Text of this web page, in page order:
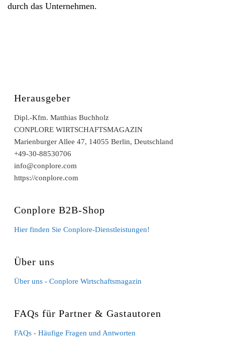
durch das Unternehmen.
Herausgeber
Dipl.-Kfm. Matthias Buchholz
CONPLORE WIRTSCHAFTSMAGAZIN
Marienburger Allee 47, 14055 Berlin, Deutschland
+49-30-88530706
info@conplore.com
https://conplore.com
Conplore B2B-Shop
Hier finden Sie Conplore-Dienstleistungen!
Über uns
Über uns - Conplore Wirtschaftsmagazin
FAQs für Partner & Gastautoren
FAQs - Häufige Fragen und Antworten